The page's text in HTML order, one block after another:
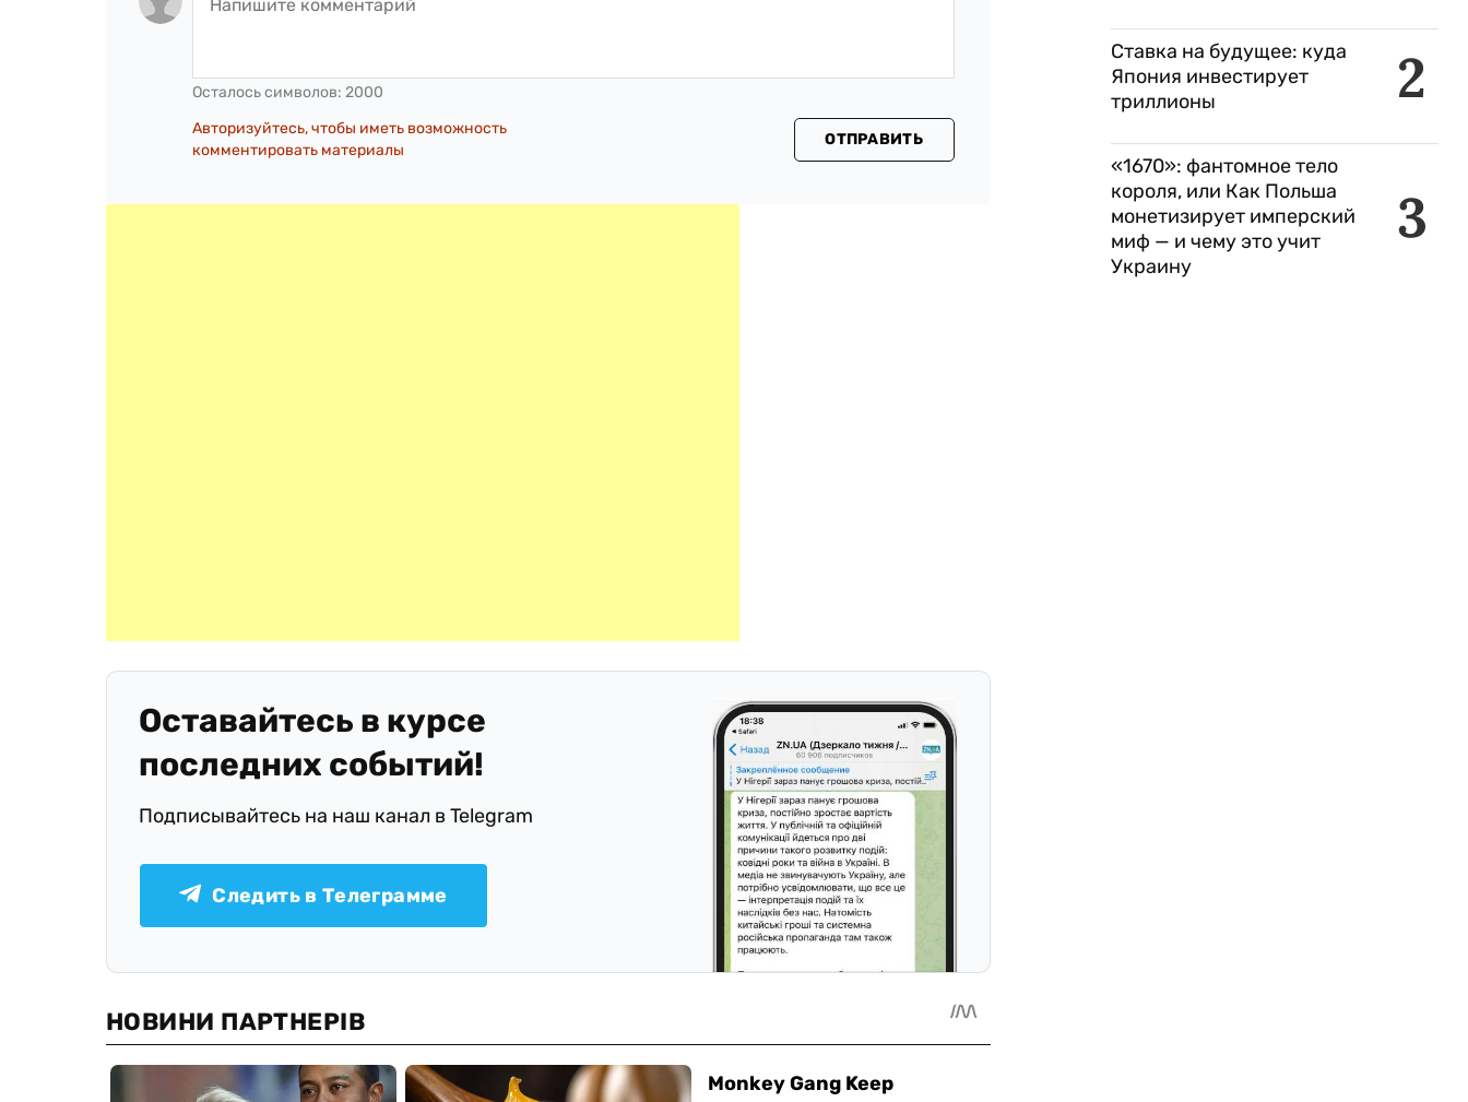
Осталось символов: 2000
Авторизуйтесь, чтобы иметь возможность
комментировать материалы
ОТПРАВИТЬ
Оставайтесь в курсе
последних событий!
Подписывайтесь на наш канал в Telegram
Следить в Телеграмме
2
Ставка на будущее: куда
Япония инвестирует
триллионы
3
«1670»: фантомное тело
короля, или Как Польша
монетизирует имперский
миф — и чему это учит
Украину